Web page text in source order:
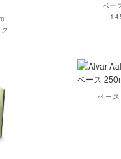
ベー
ベー